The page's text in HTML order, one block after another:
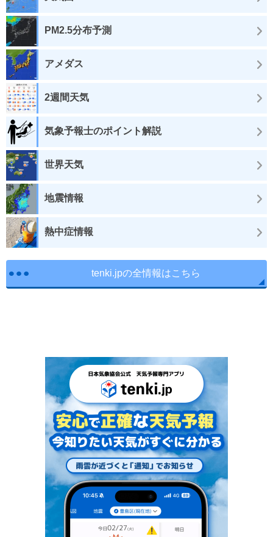
PM2.5分布予測
アメダス
2週間天気
気象予報士のポイント解説
世界天気
地震情報
熱中症情報
tenki.jpの全情報はこちら